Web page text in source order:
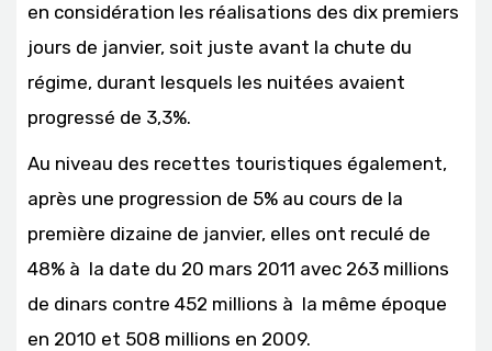
en considération les réalisations des dix premiers
jours de janvier, soit juste avant la chute du
régime, durant lesquels les nuitées avaient
progressé de 3,3%.
Au niveau des recettes touristiques également,
après une progression de 5% au cours de la
première dizaine de janvier, elles ont reculé de
48% à la date du 20 mars 2011 avec 263 millions
de dinars contre 452 millions à la même époque
en 2010 et 508 millions en 2009.